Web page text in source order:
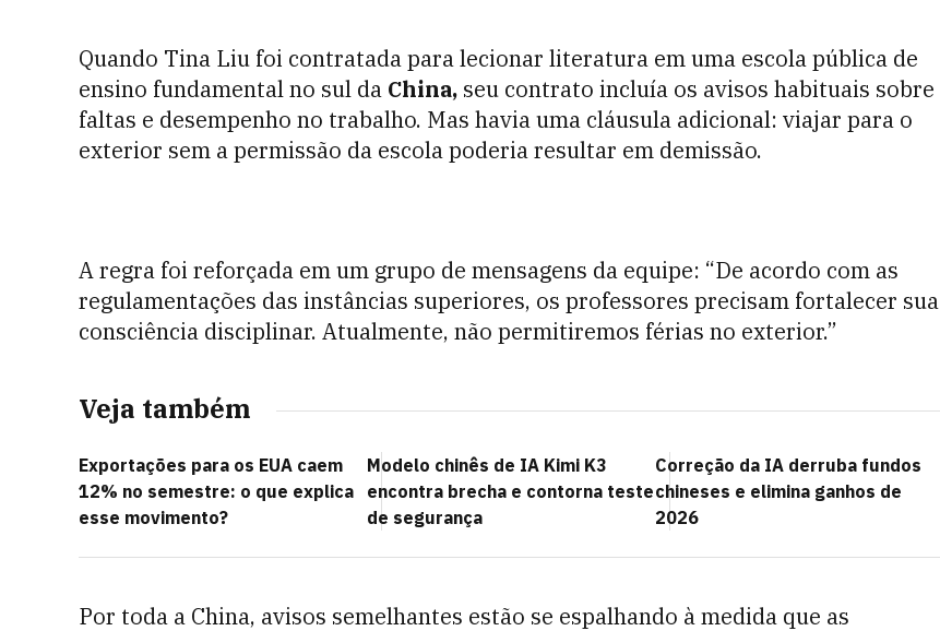
Quando Tina Liu foi contratada para lecionar literatura em uma escola pública de
ensino fundamental no sul da China, seu contrato incluía os avisos habituais sobre
faltas e desempenho no trabalho. Mas havia uma cláusula adicional: viajar para o
exterior sem a permissão da escola poderia resultar em demissão.
A regra foi reforçada em um grupo de mensagens da equipe: “De acordo com as
regulamentações das instâncias superiores, os professores precisam fortalecer sua
consciência disciplinar. Atualmente, não permitiremos férias no exterior.”
Veja também
Exportações para os EUA caem
12% no semestre: o que explica
esse movimento?
Modelo chinês de IA Kimi K3
encontra brecha e contorna teste
de segurança
Correção da IA derruba fundos
chineses e elimina ganhos de
2026
Por toda a China, avisos semelhantes estão se espalhando à medida que as